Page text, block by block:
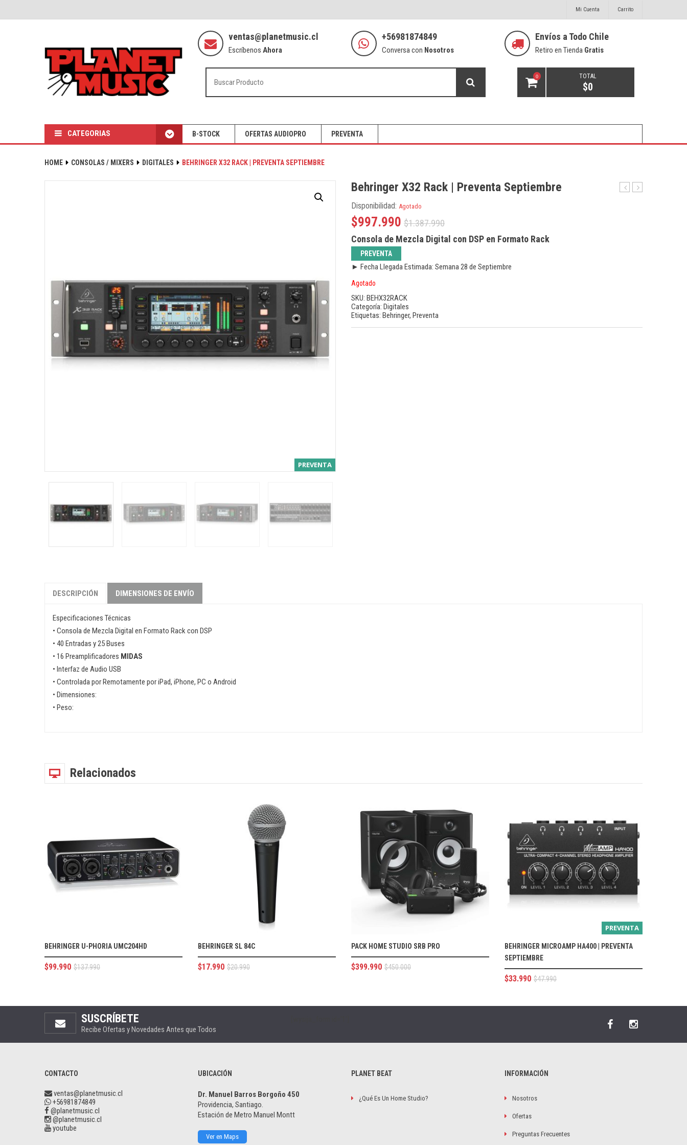
Mi Cuenta Carrito
ventas@planetmusic.cl
Escríbenos Ahora
+56981874849
Conversa con Nosotros
Envíos a Todo Chile
Retiro en Tienda Gratis
0 TOTAL
$0
CATEGORIAS B-STOCK OFERTAS AUDIOPRO PREVENTA
HOME CONSOLAS / MIXERS DIGITALES BEHRINGER X32 RACK | PREVENTA SEPTIEMBRE
PREVENTA
Behringer X32 Rack | Preventa Septiembre
Disponibilidad: Agotado
$1.387.990
$997.990
Consola de Mezcla Digital con DSP en Formato Rack
PREVENTA
► Fecha Llegada Estimada: Semana 28 de Septiembre
Agotado
SKU: BEHX32RACK
Categoría: Digitales
Etiquetas: Behringer, Preventa
DESCRIPCIÓN DIMENSIONES DE ENVÍO
Especificaciones Técnicas
• Consola de Mezcla Digital en Formato Rack con DSP
• 40 Entradas y 25 Buses
• 16 Preamplificadores MIDAS
• Interfaz de Audio USB
• Controlada por Remotamente por iPad, iPhone, PC o Android
• Dimensiones:
• Peso:
Relacionados
BEHRINGER U-PHORIA UMC204HD
$137.990
$99.990
BEHRINGER SL 84C
$20.990
$17.990
PACK HOME STUDIO SRB PRO
$450.000
$399.990
PREVENTA
BEHRINGER MICROAMP HA400 | PREVENTA
SEPTIEMBRE
$47.990
$33.990
SUSCRÍBETE
Recibe Ofertas y Novedades Antes que Todos
CONTACTO
ventas@planetmusic.cl
+56981874849
@planetmusic.cl
@planetmusic.cl
youtube
UBICACIÓN
Dr. Manuel Barros Borgoño 450
Providencia, Santiago.
Estación de Metro Manuel Montt
Ver en Maps
PLANET BEAT
¿Qué Es Un Home Studio?
INFORMACIÓN
Nosotros
Ofertas
Preguntas Frecuentes